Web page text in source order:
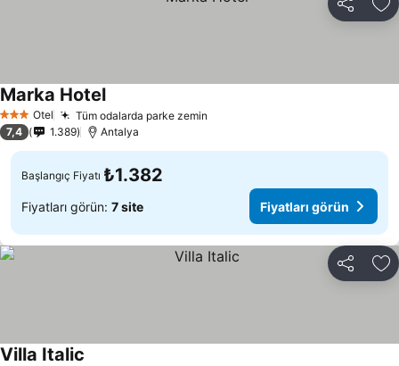
Paylaş
3 YıldızOtel Tüm odalarda parke zemin
Marka Hotel
7,4 1.389 Antalya
Başlangıç Fiyatı ₺1.382
Fiyatları görün: 7 site Fiyatları görün
Paylaş
Villa Italic